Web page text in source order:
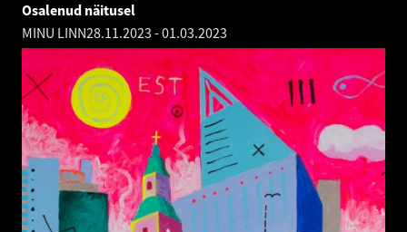
Osalenud näitusel
MINU LINN28.11.2023 -01.03.2023